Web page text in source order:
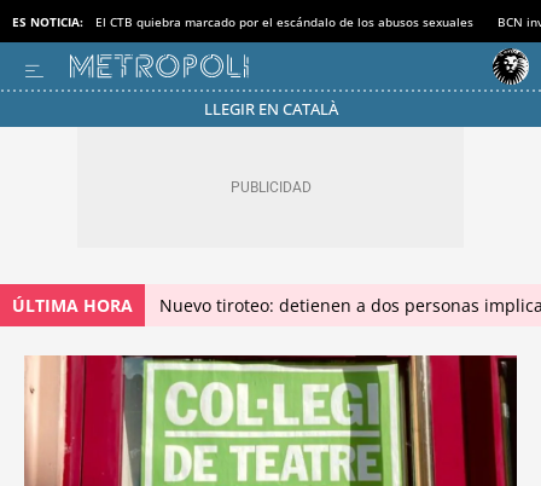
ES NOTICIA: El CTB quiebra marcado por el escándalo de los abusos sexuales BCN
LLEGIR EN CATALÀ
ÚLTIMA HORA Nuevo tiroteo: detienen a dos personas